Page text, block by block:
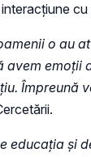
o au
Împreună
educația